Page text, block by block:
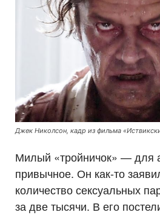
Джек Николсон, кадр из фильма
Милый «тройничок» — для
привычное. Он как-то
количество сексуальных
за две тысячи. В его